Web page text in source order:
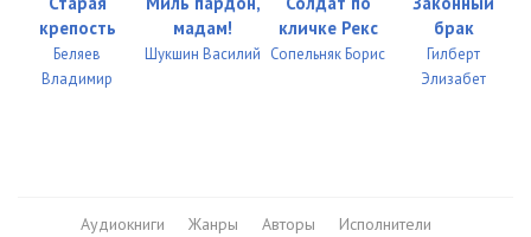
крепость
Беляев
Владимир
мадам!
Шукшин Василий
кличке Рекс
Сопельняк Борис
брак
Гилберт
Элизабет
Аудиокниги Жанры Авторы Исполнители